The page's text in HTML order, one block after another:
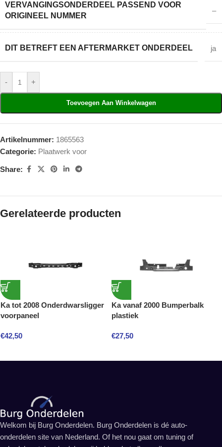
VERVANGINGSONDERDEEL PASSEND VOOR
ORIGINEEL NUMMER
–
DIT BETREFT EEN AFTERMARKET ONDERDEEL ja
- +
Toevoegen Aan Winkelwagen
Artikelnummer: 1865563
Categorie: Plaatwerk voor
Share:
Gerelateerde producten
Ka tot 2008 Onderdwarsligger
voorpaneel
€42,50
Ka vanaf 2000 Bumperbalk
plastiek
€27,50
Welkom bij Burg Onderdelen. Burg Onderdelen is dé auto-
onderdelen site van Nederland. Of het nou gaat om tuning of